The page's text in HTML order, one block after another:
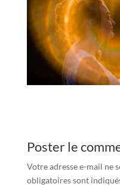
Poster le
Votre adresse e-mail ne
obligatoires sont